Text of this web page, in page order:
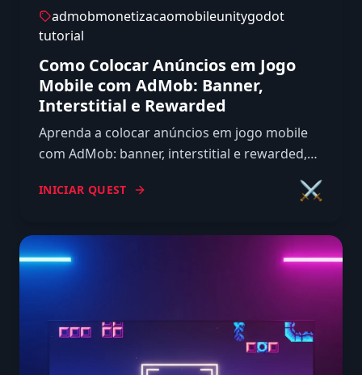
admobmonetizacaomobileunitygodot
tutorial
Como Colocar Anúncios em Jogo
Mobile com AdMob: Banner,
Interstitial e Rewarded
Aprenda a colocar anúncios em jogo mobile
com AdMob: banner, interstitial e rewarded,
matar a retenção.
INICIAR QUEST ⚔️